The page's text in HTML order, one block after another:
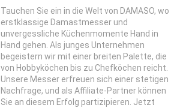
Tauchen Sie ein in die Welt von DAMASO, wo
erstklassige Damastmesser und
unvergessliche Küchenmomente Hand in
Hand gehen. Als junges Unternehmen
begeistern wir mit einer breiten Palette, die
von Hobbyköchen bis zu Chefköchen reicht.
Unsere Messer erfreuen sich einer stetigen
Nachfrage, und als Affiliate-Partner können
Sie an diesem Erfolg partizipieren. Jetzt